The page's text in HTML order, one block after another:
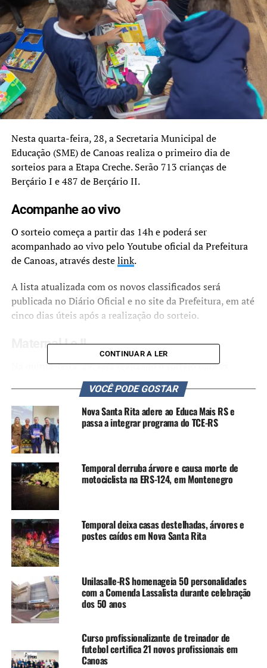
Nesta quarta-feira, 28, a Secretaria Municipal de
Educação (SME) de Canoas realiza o primeiro dia de
sorteios para a Etapa Creche. Serão 713 crianças de
Berçário I e 487 de Berçário II.
Acompanhe ao vivo
O sorteio começa a partir das 14h e poderá ser
acompanhado ao vivo pelo Youtube oficial da Prefeitura
de Canoas, através destelink.
A lista atualizada com os novos classificados será
publicada no Diário Oficial e no site da Prefeitura, em até
cinco dias úteis após a realização do sorteio.
Maternal I e II
Na quinta-feira, 29, será realizado o sorteio para as
turmas de Maternal I e II, com 781 crianças.
TÓPICOS RELACIONADOS: BERÇÁRIO CANOAS
CRECHE
ETAPA CRECHE
FEATURED
MATERNO
REGIÃO METROPOLITANA
RIO GRANDE DO SUL
SECRETARIA MUNICIPAL DE EDUCAÇÃO
VAGAS
A SEGUIR UP
Divulgado resultado do 2º sorteio de vagas para a Etapa
Creche em Canoas
Abertas as inscrições para curso na área da alimentação
em Porto Alegre
CONTINUAR A LER
VOCÊ PODE GOSTAR
Nova Santa Rita adere ao Educa Mais RS e
passa a integrar programa do TCE-RS
Temporal derruba árvore e causa morte de
motociclista na ERS-124, em Montenegro
Temporal deixa casas destelhadas, árvores e
postes caídos em Nova Santa Rita
Unilasalle-RS homenageia 50 personalidades
com a Comenda Lassalista durante celebração
dos 50 anos
Curso profissionalizante de treinador de
futebol certifica 21 novos profissionais em
Canoas